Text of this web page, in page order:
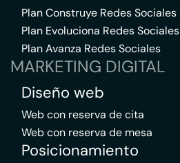
Plan Construye Redes Sociales
Plan Evoluciona Redes Sociales
Plan Avanza Redes Sociales
MARKETING DIGITAL
Diseño web
Web con reserva de cita
Web con reserva de mesa
Posicionamiento